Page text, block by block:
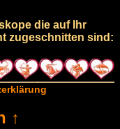
die auf Ihr
zugeschnitten sind:
↑